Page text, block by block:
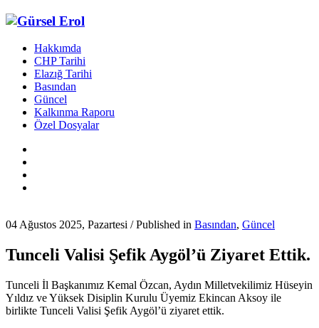
Hakkımda
CHP Tarihi
Elazığ Tarihi
Basından
Güncel
Kalkınma Raporu
Özel Dosyalar
04 Ağustos 2025, Pazartesi /Published in Basından, Güncel
Tunceli Valisi Şefik Aygöl’ü Ziyaret Ettik.
Tunceli İl Başkanımız Kemal Özcan, Aydın Milletvekilimiz Hüseyin
Yıldız ve Yüksek Disiplin Kurulu Üyemiz Ekincan Aksoy ile
birlikte Tunceli Valisi Şefik Aygöl’ü ziyaret ettik.